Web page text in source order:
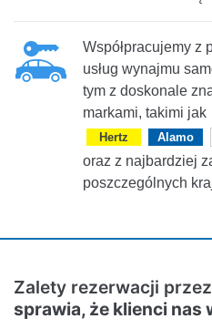
Współpracujemy z
usług wynajmu
tym z doskonale
markami, takimi jak
Hertz Alamo
oraz z najbardziej
poszczególnych
Zalety rezerwacji
sprawia, że klienci nas